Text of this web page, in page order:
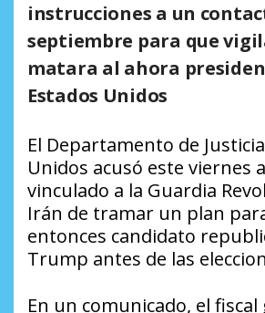
instrucciones a un
septiembre para que
matara al ahora
Estados Unidos
El Departamento de
Unidos acusó este viernes
vinculado a la Guardia
Irán de tramar un plan
entonces candidato
Trump antes de las
En un comunicado, el fiscal